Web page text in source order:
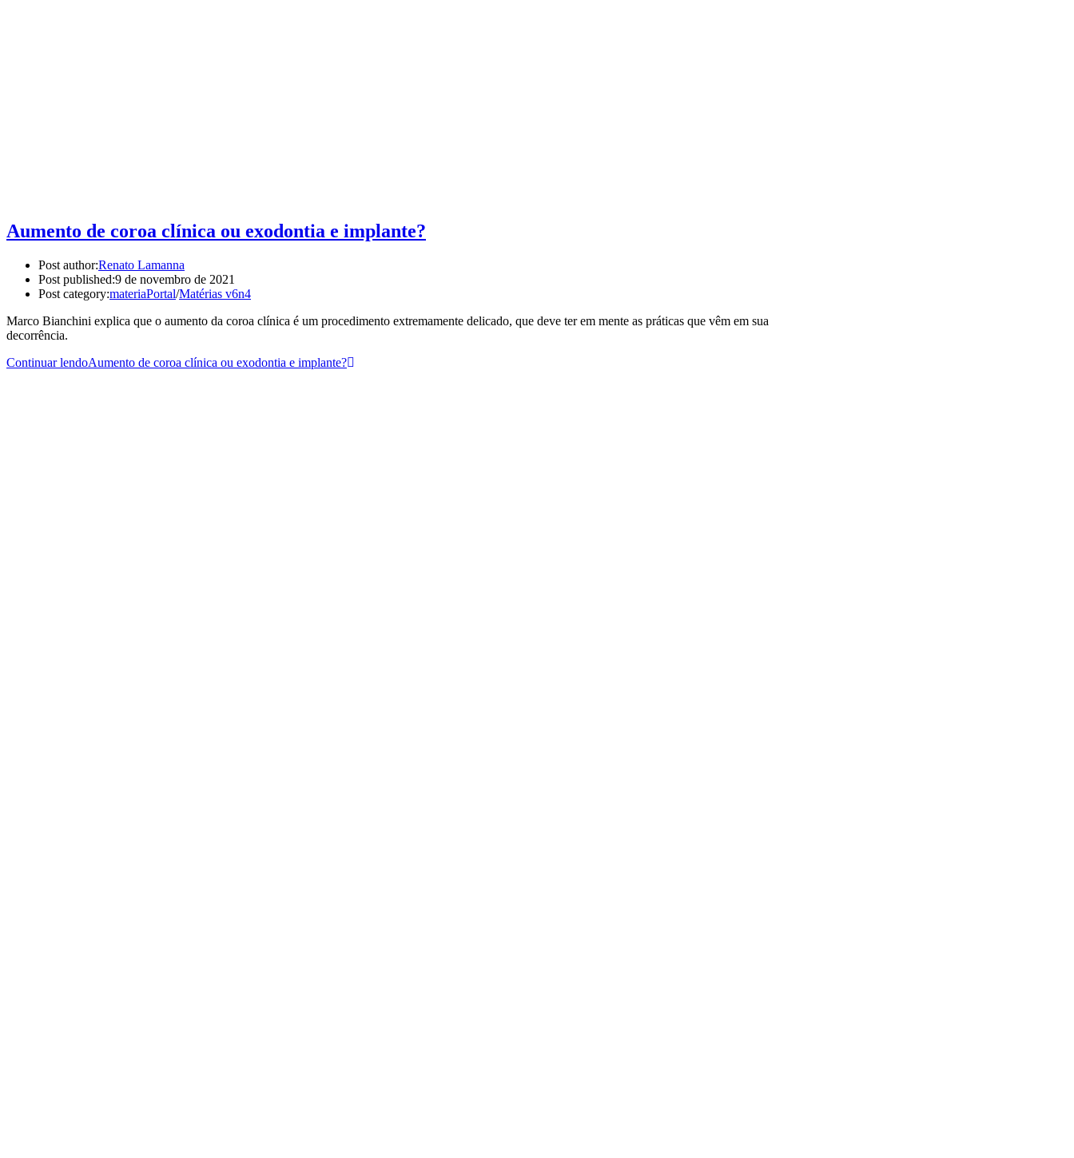
Aumento de coroa clínica ou exodontia e implante?
Post author:Renato Lamanna
Post published:9 de novembro de 2021
Post category:materiaPortal/Matérias v6n4
Marco Bianchini explica que o aumento da coroa clínica é um procedimento extremamente delicado, que deve ter em mente as práticas que vêm em sua
decorrência.
Continuar lendoAumento de coroa clínica ou exodontia e implante?